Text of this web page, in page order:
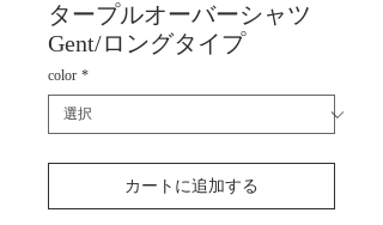
タープルオーバーシャツ
Gent/ロングタイプ
color *
カートに追加する